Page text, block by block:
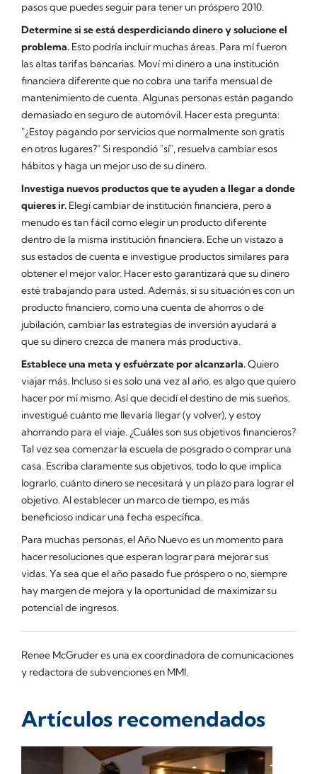
pasos que puedes seguir para tener un próspero 2010.
Determine si se está desperdiciando dinero y solucione el
problema. Esto podría incluir muchas áreas. Para mí fueron
las altas tarifas bancarias. Moví mi dinero a una institución
financiera diferente que no cobra una tarifa mensual de
mantenimiento de cuenta. Algunas personas están pagando
demasiado en seguro de automóvil. Hacer esta pregunta:
"¿Estoy pagando por servicios que normalmente son gratis
en otros lugares?" Si respondió "sí", resuelva cambiar esos
hábitos y haga un mejor uso de su dinero.
Investiga nuevos productos que te ayuden a llegar a donde
quieres ir. Elegí cambiar de institución financiera, pero a
menudo es tan fácil como elegir un producto diferente
dentro de la misma institución financiera. Eche un vistazo a
sus estados de cuenta e investigue productos similares para
obtener el mejor valor. Hacer esto garantizará que su dinero
esté trabajando para usted. Además, si su situación es con un
producto financiero, como una cuenta de ahorros o de
jubilación, cambiar las estrategias de inversión ayudará a
que su dinero crezca de manera más productiva.
Establece una meta y esfuérzate por alcanzarla.Quiero
viajar más. Incluso si es solo una vez al año, es algo que quiero
hacer por mí mismo. Así que decidí el destino de mis sueños,
investigué cuánto me llevaría llegar (y volver), y estoy
ahorrando para el viaje. ¿Cuáles son sus objetivos financieros?
Tal vez sea comenzar la escuela de posgrado o comprar una
casa. Escriba claramente sus objetivos, todo lo que implica
lograrlo, cuánto dinero se necesitará y un plazo para lograr el
objetivo. Al establecer un marco de tiempo, es más
beneficioso indicar una fecha específica.
Para muchas personas, el Año Nuevo es un momento para
hacer resoluciones que esperan lograr para mejorar sus
vidas. Ya sea que el año pasado fue próspero o no, siempre
hay margen de mejora y la oportunidad de maximizar su
potencial de ingresos.
Renee McGruder es una ex coordinadora de comunicaciones
y redactora de subvenciones en MMI.
Artículos recomendados